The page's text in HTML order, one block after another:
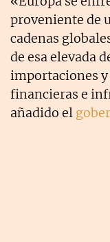
proveniente de
cadenas
de esa elevada
importaciones
financieras e
añadido el